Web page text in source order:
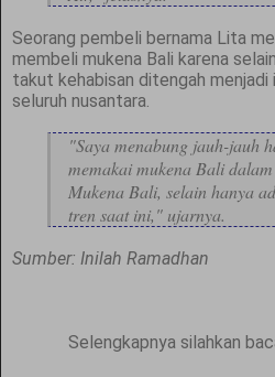
Seorang pembeli bernama Lita
membeli mukena Bali karena
takut kehabisan ditengah menjadi
seluruh nusantara.
"Saya menabung jauh-jauh
memakai mukena Bali
Mukena Bali, selain hanya
tren saat ini," ujarnya.
Sumber: Inilah Ramadhan
Selengkapnya silahkan